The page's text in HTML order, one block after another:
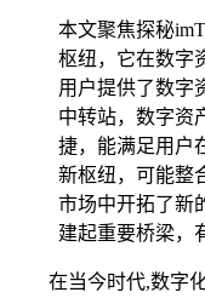
本文聚焦探秘
枢纽，它在数字
用户提供了数字
中转站，数字资
捷，能满足用户
新枢纽，可能整
市场中开拓了新
建起重要桥梁，
在当今时代,数字